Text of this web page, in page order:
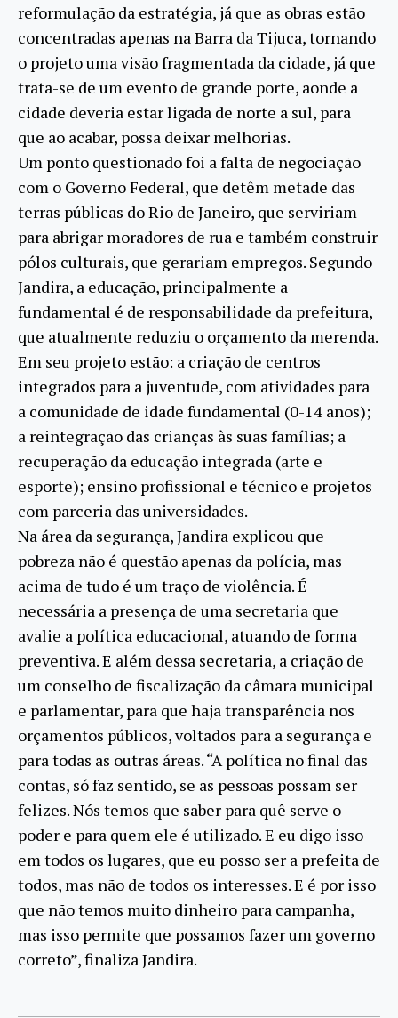
reformulação da estratégia, já que as obras estão
concentradas apenas na Barra da Tijuca, tornando
o projeto uma visão fragmentada da cidade, já que
trata-se de um evento de grande porte, aonde a
cidade deveria estar ligada de norte a sul, para
que ao acabar, possa deixar melhorias.
Um ponto questionado foi a falta de negociação
com o Governo Federal, que detêm metade das
terras públicas do Rio de Janeiro, que serviriam
para abrigar moradores de rua e também construir
pólos culturais, que gerariam empregos. Segundo
Jandira, a educação, principalmente a
fundamental é de responsabilidade da prefeitura,
que atualmente reduziu o orçamento da merenda.
Em seu projeto estão: a criação de centros
integrados para a juventude, com atividades para
a comunidade de idade fundamental (0-14 anos);
a reintegração das crianças às suas famílias; a
recuperação da educação integrada (arte e
esporte); ensino profissional e técnico e projetos
com parceria das universidades.
Na área da segurança, Jandira explicou que
pobreza não é questão apenas da polícia, mas
acima de tudo é um traço de violência. É
necessária a presença de uma secretaria que
avalie a política educacional, atuando de forma
preventiva. E além dessa secretaria, a criação de
um conselho de fiscalização da câmara municipal
e parlamentar, para que haja transparência nos
orçamentos públicos, voltados para a segurança e
para todas as outras áreas. “A política no final das
contas, só faz sentido, se as pessoas possam ser
felizes. Nós temos que saber para quê serve o
poder e para quem ele é utilizado. E eu digo isso
em todos os lugares, que eu posso ser a prefeita de
todos, mas não de todos os interesses. E é por isso
que não temos muito dinheiro para campanha,
mas isso permite que possamos fazer um governo
correto”, finaliza Jandira.